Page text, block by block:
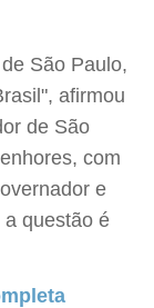
São Paulo,
afirmou
de São
com
e
questão é